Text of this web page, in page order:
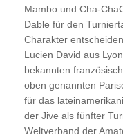
Mambo und Cha-
Dable für den
Charakter
Lucien David aus
bekannten
oben genannten
für das
der Jive als fünfter
Weltverband der